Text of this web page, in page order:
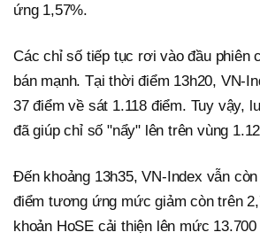
ứng 1,57%.
Các chỉ số tiếp tục rơi vào đầu phiên
bán mạnh. Tại thời điểm 13h20, VN-
37 điểm về sát 1.118 điểm. Tuy vậy,
đã giúp chỉ số "nẩy" lên trên vùng
Đến khoảng 13h35, VN-Index vẫn
điểm tương ứng mức giảm còn trên
khoản HoSE cải thiện lên mức 13.700